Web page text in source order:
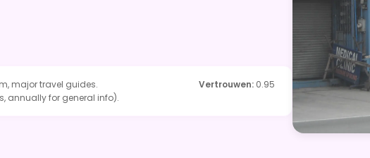
major travel guides. Vertrouwen: 0.95
annually for general info).